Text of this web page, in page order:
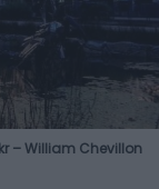
– William Chevillon